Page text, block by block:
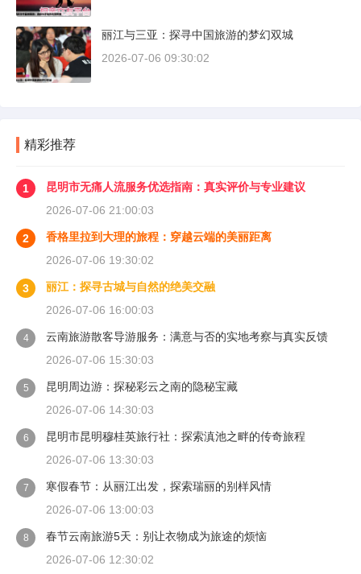
丽江与三亚：探寻中国旅游的梦幻双城
2026-07-06 09:30:02
精彩推荐
1
昆明市无痛人流服务优选指南：真实评价与专业建议
2026-07-06 21:00:03
2
香格里拉到大理的旅程：穿越云端的美丽距离
2026-07-06 19:30:02
3
丽江：探寻古城与自然的绝美交融
2026-07-06 16:00:03
4
云南旅游散客导游服务：满意与否的实地考察与真实反馈
2026-07-06 15:30:03
5
昆明周边游：探秘彩云之南的隐秘宝藏
2026-07-06 14:30:03
6
昆明市昆明穆桂英旅行社：探索滇池之畔的传奇旅程
2026-07-06 13:30:03
7
寒假春节：从丽江出发，探索瑞丽的别样风情
2026-07-06 13:00:03
8
春节云南旅游5天：别让衣物成为旅途的烦恼
2026-07-06 12:30:02